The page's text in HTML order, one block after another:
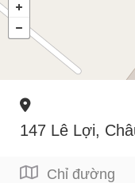
147 Lê Lợi,
Chỉ đường